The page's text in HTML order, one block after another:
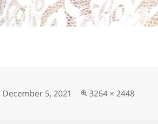
Posted
December 5, 2021
Full
3264 × 2448